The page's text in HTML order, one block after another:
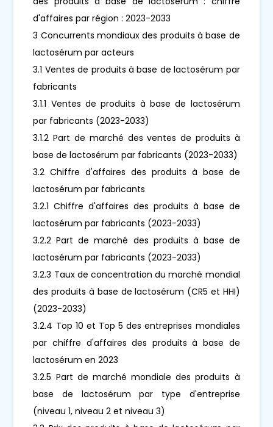
d'affaires par région : 2023-2033
3 Concurrents mondiaux des produits à base de
lactosérum par acteurs
3.1 Ventes de produits à base de lactosérum par
fabricants
3.1.1 Ventes de produits à base de lactosérum
par fabricants (2023-2033)
3.1.2 Part de marché des ventes de produits à
base de lactosérum par fabricants (2023-2033)
3.2 Chiffre d'affaires des produits à base de
lactosérum par fabricants
3.2.1 Chiffre d'affaires des produits à base de
lactosérum par fabricants (2023-2033)
3.2.2 Part de marché des produits à base de
lactosérum par fabricants (2023-2033)
3.2.3 Taux de concentration du marché mondial
des produits à base de lactosérum (CR5 et HHI)
(2023-2033)
3.2.4 Top 10 et Top 5 des entreprises mondiales
par chiffre d'affaires des produits à base de
lactosérum en 2023
3.2.5 Part de marché mondiale des produits à
base de lactosérum par type d'entreprise
(niveau 1, niveau 2 et niveau 3)